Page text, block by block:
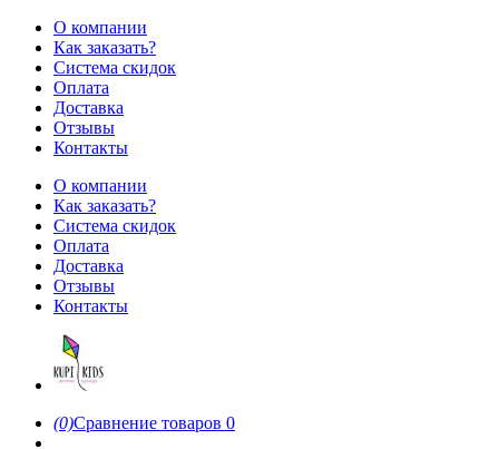
О компании
Как заказать?
Система скидок
Оплата
Доставка
Отзывы
Контакты
О компании
Как заказать?
Система скидок
Оплата
Доставка
Отзывы
Контакты
(0)Сравнение товаров 0